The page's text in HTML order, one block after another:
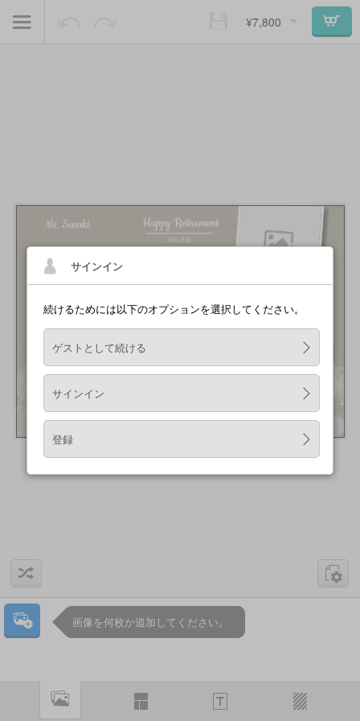
¥7,800
画像を何枚か追加してください。
サインイン
続けるためには以下のオプションを選択してください。
ゲストとして続ける
サインイン
登録